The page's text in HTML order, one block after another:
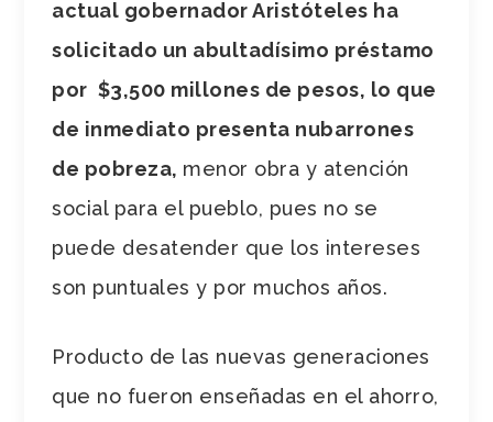
actual gobernador Aristóteles ha
solicitado un abultadísimo préstamo
por $3,500 millones de pesos, lo que
de inmediato presenta nubarrones
de pobreza, menor obra y atención
social para el pueblo, pues no se
puede desatender que los intereses
son puntuales y por muchos años.
Producto de las nuevas generaciones
que no fueron enseñadas en el ahorro,